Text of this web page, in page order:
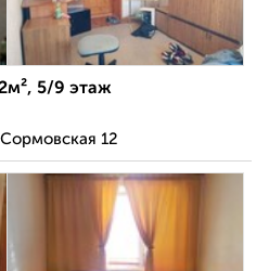
5/9 этаж
12